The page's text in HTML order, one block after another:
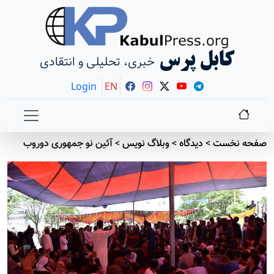
کابل پرس خبری، تحلیلی و انتقادی
Login EN
صفحه نخست> دیدگاه>وبلاگ نویس>آئین نو جمهوری دوروب